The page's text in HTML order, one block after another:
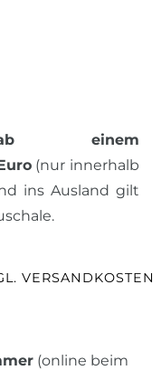
ab einem
(nur innerhalb
ins Ausland gilt
VERSANDKOSTEN
(online beim